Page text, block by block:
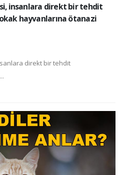
insanlara direkt bir tehdit
hayvanlarına ötanazi
direkt bir tehdit